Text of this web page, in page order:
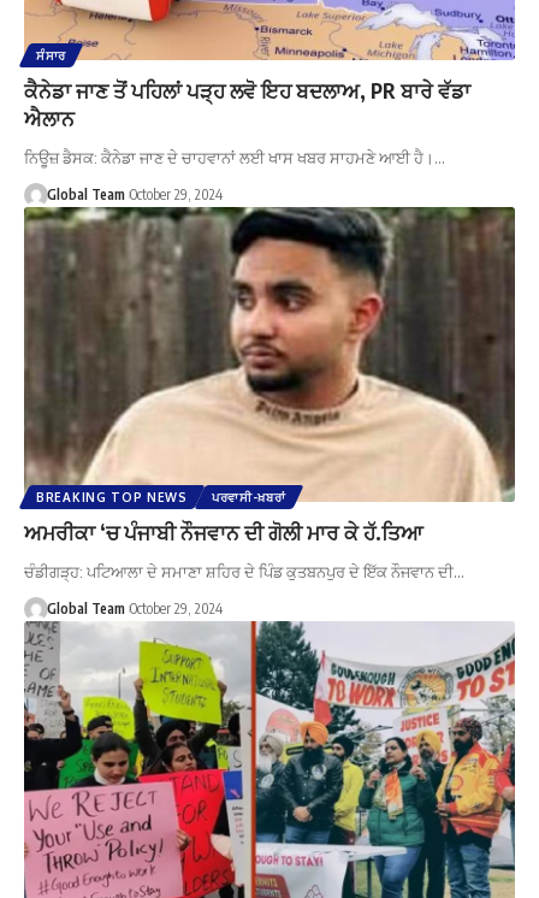
ਸੰਸਾਰ
ਕੈਨੇਡਾ ਜਾਣ ਤੋਂ ਪਹਿਲਾਂ ਪੜ੍ਹ ਲਵੋ ਇਹ ਬਦਲਾਅ, PR ਬਾਰੇ ਵੱਡਾ
ਐਲਾਨ
ਨਿਊਜ਼ ਡੈਸਕ: ਕੈਨੇਡਾ ਜਾਣ ਦੇ ਚਾਹਵਾਨਾਂ ਲਈ ਖਾਸ ਖਬਰ ਸਾਹਮਣੇ ਆਈ ਹੈ।…
Global Team October 29, 2024
BREAKING TOP NEWS ਪਰਵਾਸੀ-ਖ਼ਬਰਾਂ
ਅਮਰੀਕਾ ‘ਚ ਪੰਜਾਬੀ ਨੌਜਵਾਨ ਦੀ ਗੋਲੀ ਮਾਰ ਕੇ ਹੱ.ਤਿਆ
ਚੰਡੀਗੜ੍ਹ: ਪਟਿਆਲਾ ਦੇ ਸਮਾਣਾ ਸ਼ਹਿਰ ਦੇ ਪਿੰਡ ਕੁਤਬਨਪੁਰ ਦੇ ਇੱਕ ਨੌਜਵਾਨ ਦੀ…
Global Team October 29, 2024